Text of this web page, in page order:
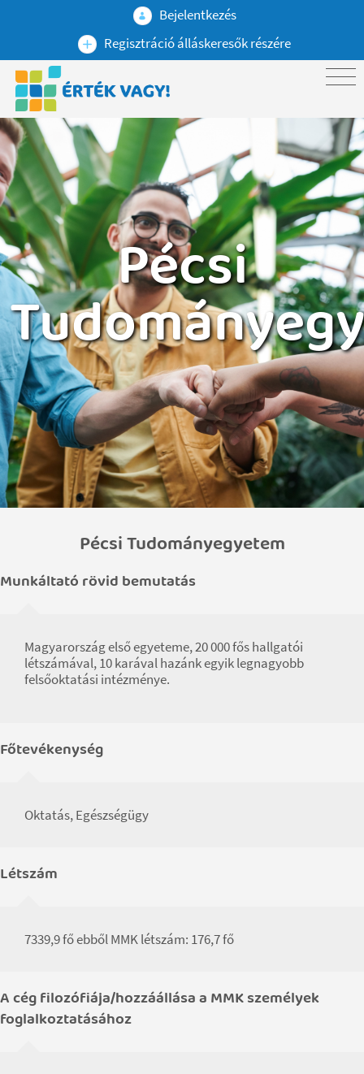
Bejelentkezés
Regisztráció álláskeresők részére
Pécsi
Pécsi Tudományegyetem
Munkáltató rövid bemutatás
Magyarország első egyeteme, 20 000 fős hallgatói
létszámával, 10 karával hazánk egyik legnagyobb
felsőoktatási intézménye.
Főtevékenység
Oktatás, Egészségügy
Létszám
7339,9 fő ebből MMK létszám: 176,7 fő
A cég filozófiája/hozzáállása a MMK személyek
foglalkoztatásához